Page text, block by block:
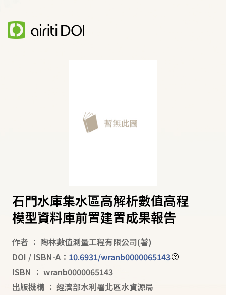
石門水庫集水區高解析數值高程
模型資料庫前置建置成果報告
作者 ： 陶林數值測量工程有限公司(著)
DOI / ISBN-A： 10.6931/wranb0000065143
ISBN ： wranb0000065143
出版機構 ： 經濟部水利署北區水資源局